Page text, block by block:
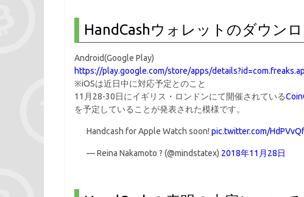
HandCashウォレットのダウン
Android(Google Play)
https://play.google.com/store/apps/
※iOSは近日中に対応予定とのこと
11月28-30日にイギリス・ロンドンにて開催されている
を予定していることが発表された模様です。
Handcash for Apple Watch soon! pic.twitter.com/
— Reina Nakamoto ? (@mindstatex) 2018年11月28日